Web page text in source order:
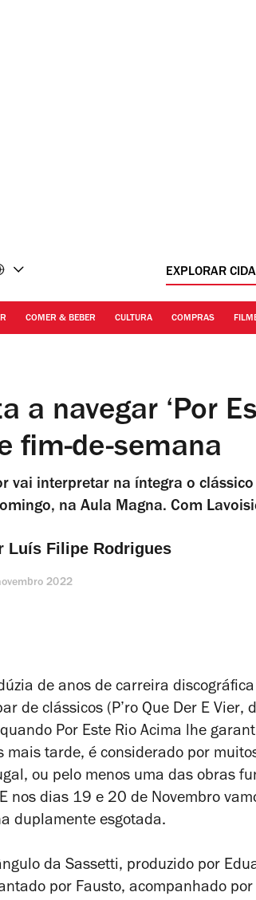
EXPLORAR
COMER & BEBER CULTURA COMPRAS
a navegar ‘Por
fim-de-semana
vai interpretar na íntegra o
na Aula Magna. Com
Luís Filipe Rodrigues
2022
de anos de carreira
de clássicos (P’ro Que Der E Vier,
Por Este Rio Acima lhe
tarde, é considerado por
ou pelo menos uma das obras
nos dias 19 e 20 de Novembro
duplamente esgotada.
da Sassetti, produzido por
por Fausto, acompanhado